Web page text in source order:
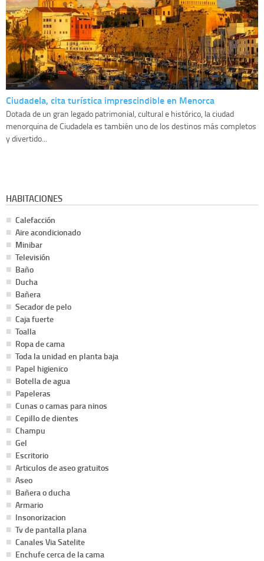
Ciudadela, cita turística imprescindible en Menorca
Dotada de un gran legado patrimonial, cultural e histórico, la ciudad
menorquina de Ciudadela es también uno de los destinos más completos
y divertido...
HABITACIONES
Calefacción
Aire acondicionado
Minibar
Televisión
Baño
Ducha
Bañera
Secador de pelo
Caja fuerte
Toalla
Ropa de cama
Toda la unidad en planta baja
Papel higienico
Botella de agua
Papeleras
Cunas o camas para ninos
Cepillo de dientes
Champu
Gel
Escritorio
Articulos de aseo gratuitos
Aseo
Bañera o ducha
Armario
Insonorizacion
Tv de pantalla plana
Canales Via Satelite
Enchufe cerca de la cama